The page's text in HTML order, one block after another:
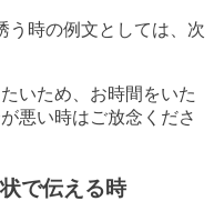
う時の例文としては、次
いため、お時間をいた
悪い時はご放念くださ
で伝える時